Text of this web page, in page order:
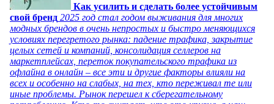
Как усилить и сделать более устойчивым
свой бренд 2025 год стал годом выживания для многих
модных брендов в очень непростых и быстро меняющихся
условиях перегретого рынка: падение трафика, закрытие
целых сетей и компаний, консолидация селлеров на
маркетплейсах, переток покупательского трафика из
офлайна в онлайн – все эти и другие факторы влияли на
всех и особенно на слабых, на тех, кто переживал те или
иные проблемы. Рынок перешел к сберегательному